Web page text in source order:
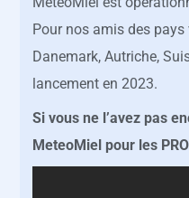
Pour nos amis des
Danemark, Autriche,
lancement en 2023.
Si vous ne l’avez pas
MeteoMiel pour les